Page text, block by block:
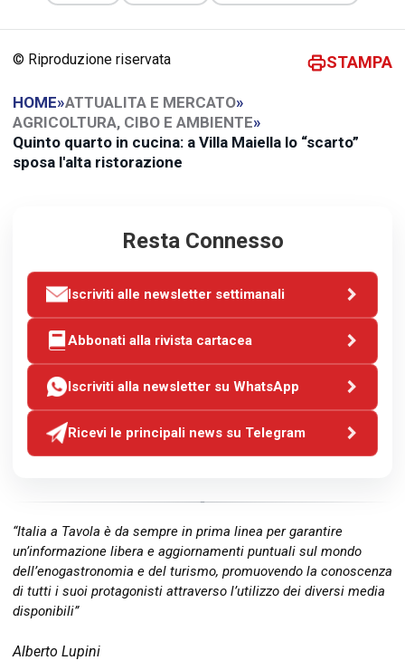
© Riproduzione riservata STAMPA
HOME»ATTUALITA E MERCATO»
AGRICOLTURA, CIBO E AMBIENTE»
Quinto quarto in cucina: a Villa Maiella lo “scarto”
sposa l'alta ristorazione
Resta Connesso
Iscriviti alle newsletter settimanali
Abbonati alla rivista cartacea
Iscriviti alla newsletter su WhatsApp
Ricevi le principali news su Telegram
“Italia a Tavola è da sempre in prima linea per garantire
un’informazione libera e aggiornamenti puntuali sul mondo
dell’enogastronomia e del turismo, promuovendo la conoscenza
di tutti i suoi protagonisti attraverso l’utilizzo dei diversi media
disponibili”
Alberto Lupini